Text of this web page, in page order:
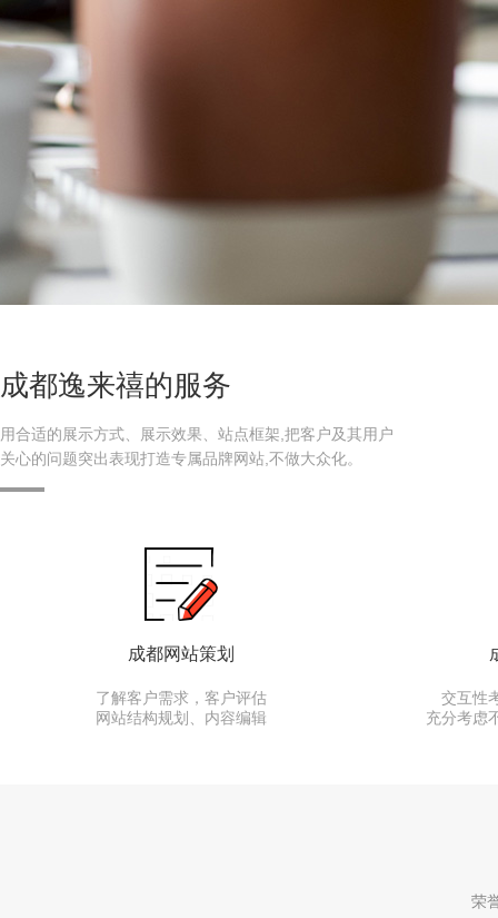
成都逸来禧的服务
用合适的展示方式、展示效果、站点框架,把客户及其用户
关心的问题突出表现打造专属品牌网站,不做大众化。
成都网站策划
了解客户需求，客户评估
网站结构规划、内容编辑
交互性
充分考虑
荣